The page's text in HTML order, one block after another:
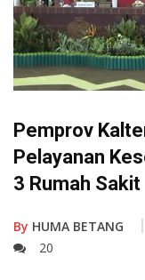
Pemprov
Pelayanan
3 Rumah Sakit
By HUMA BETANG
20